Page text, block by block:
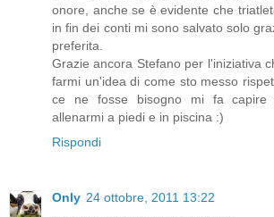
onore, anche se è evidente che
in fin dei conti mi sono salvato solo
preferita.
Grazie ancora Stefano per l'iniziativa
farmi un'idea di come sto messo
ce ne fosse bisogno mi fa
allenarmi a piedi e in piscina :)
Rispondi
Only 24 ottobre, 2011 13:22